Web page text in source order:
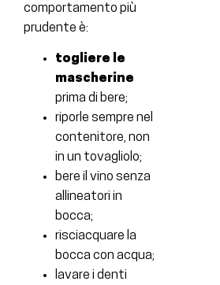
comportamento più
prudente è:
togliere le
mascherine
prima di bere;
riporle sempre nel
contenitore, non
in un tovagliolo;
bere il vino senza
allineatori in
bocca;
risciacquare la
bocca con acqua;
lavare i denti